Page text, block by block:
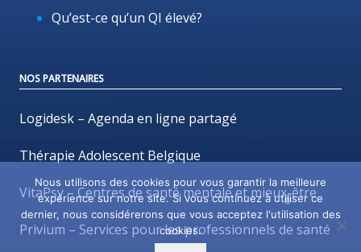
Qu’est-ce qu’un QI élevé?
NOS PARTENAIRES
Logidesk – Agenda en ligne partagé
Thérapie Adolescent Belgique
VitaPsy – Centres de santé mentale et mieux-être
Privium – Services pour les professionnels de santé
Nous utilisons des cookies pour vous garantir la meilleure
expérience sur notre site. Si vous continuez à utiliser ce
dernier, nous considérerons que vous acceptez l'utilisation des
cookies.